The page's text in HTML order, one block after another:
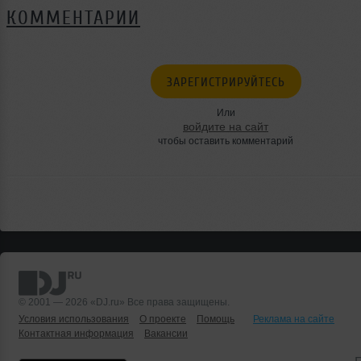
КОММЕНТАРИИ
ЗАРЕГИСТРИРУЙТЕСЬ
Или
войдите на сайт
чтобы оставить комментарий
© 2001 — 2026 «DJ.ru» Все права защищены.
Условия использования
О проекте Помощь
Реклама на сайте
Контактная информация
Вакансии